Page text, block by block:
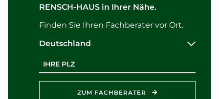
RENSCH-HAUS in Ihrer Nähe.
Finden Sie Ihren Fachberater vor Ort.
Deutschland
Postleitzahl
ZUM FACHBERATER